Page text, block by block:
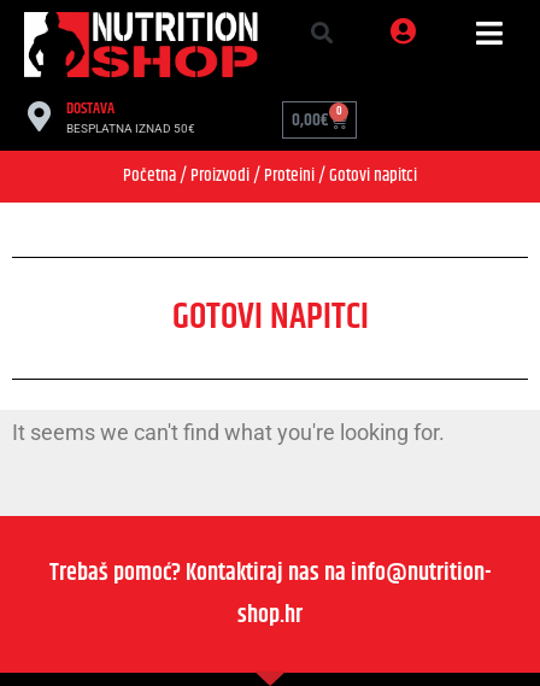
DOSTAVA
BESPLATNA IZNAD 50€ 0,00€ 0
Početna/Proizvodi/Proteini/ Gotovi napitci
GOTOVI NAPITCI
It seems we can't find what you're looking for.
Trebaš pomoć? Kontaktiraj nas na info@nutrition-
shop.hr